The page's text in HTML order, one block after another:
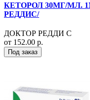
КЕТОРОЛ 30МГ/МЛ.
РЕДДИС/
ДОКТОР РЕДДИ С
от 152.00 р.
Под заказ